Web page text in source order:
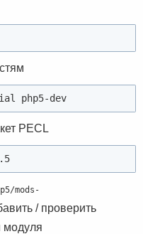
php5-dev
PECL
mods-
/ проверить
модуля